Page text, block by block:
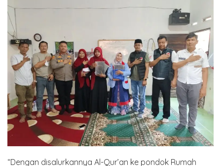
“Dengan disalurkannya Al-Qur’an ke pondok Rumah